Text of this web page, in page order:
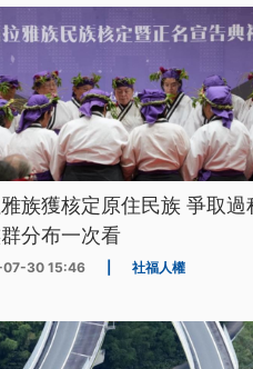
族獲核定原住民族 爭取過
分布一次看
30 15:46 社福人權